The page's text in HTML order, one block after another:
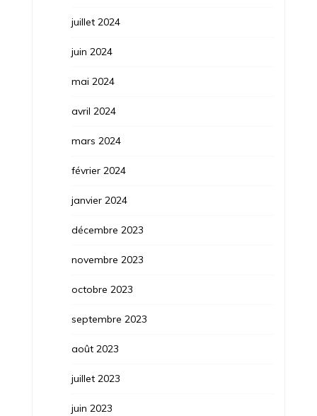
juillet 2024
juin 2024
mai 2024
avril 2024
mars 2024
février 2024
janvier 2024
décembre 2023
novembre 2023
octobre 2023
septembre 2023
août 2023
juillet 2023
juin 2023